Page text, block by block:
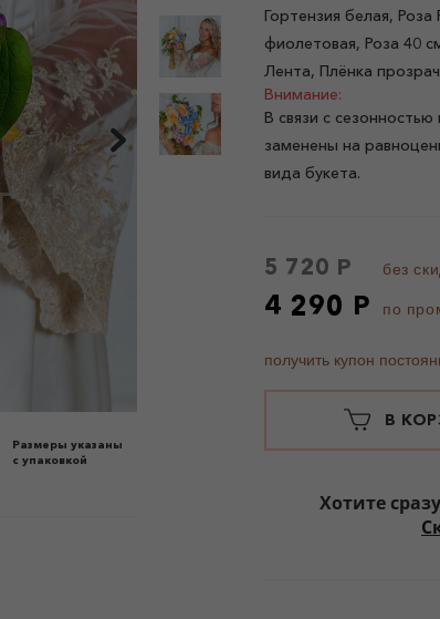
Размеры указаны
с упаковкой
Гортензия белая,
фиолетовая, Роза 40
Лента, Плёнка
Внимание:
В связи с
заменены на
вида букета.
5 720 Р без
4 290 Р по
получить купон
В
Хотите сразу